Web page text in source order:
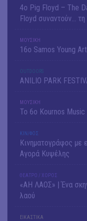
4ο Pig Floyd – The
Floyd συναντούν…
ΜΟΥΣΙΚΗ
16o Samos Young
OUTDΟORS
ANILIO PARK
ΜΟΥΣΙΚΗ
Το 6ο Kournos
ΚΙΝ/ΦΟΣ
Κινηματογράφος με
Αγορά Κυψέλης
ΘΕΑΤΡΟ / ΧΟΡΟΣ
«ΑΗ ΛΑΟΣ» | Ένα
λαού
ΕΙΚΑΣΤΙΚΑ